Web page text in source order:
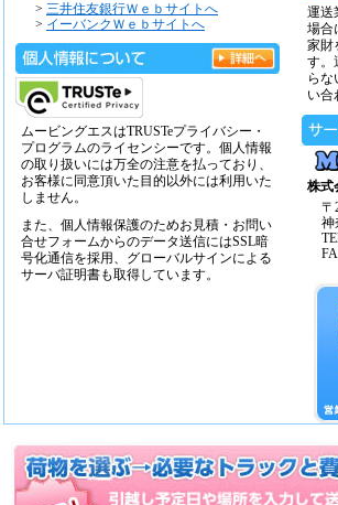
> 三井住友銀行Ｗｅｂサイトへ
> イーバンクＷｅｂサイトへ
ムービングエスはTRUSTeプライバシー・
プログラムのライセンシーです。個人情報
の取り扱いには万全の注意を払っており、
お客様に同意頂いた目的以外には利用いた
しません。
また、個人情報保護のためお見積・お問い
合せフォームからのデータ送信にはSSL暗
号化通信を採用、グローバルサインによる
サーバ証明書も取得しています。
運送
場合
家財
す。
らな
い合
株式
〒
神